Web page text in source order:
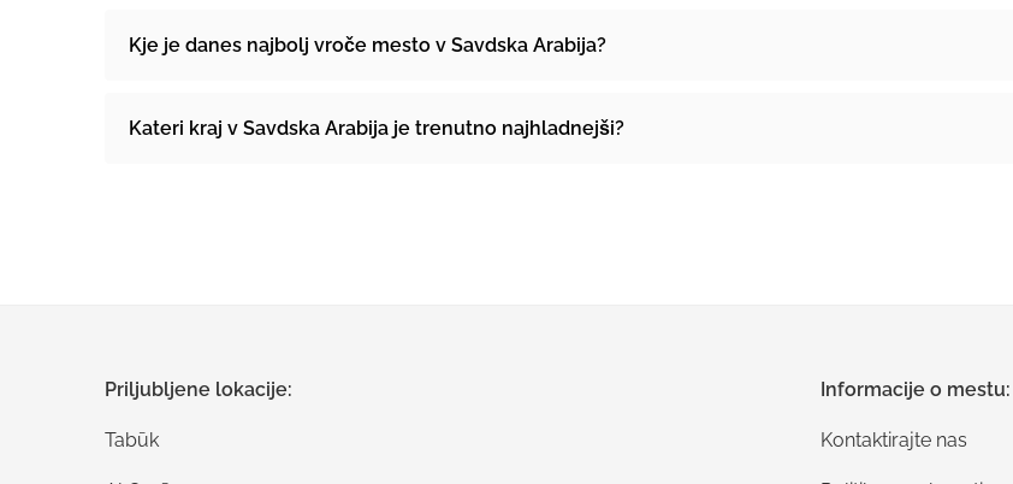
Kje je danes najbolj vroče mesto v Savdska Arabija?
Kateri kraj v Savdska Arabija je trenutno najhladnejši?
Priljubljene lokacije:
Tabūk
Informacije o mestu:
Kontaktirajte nas